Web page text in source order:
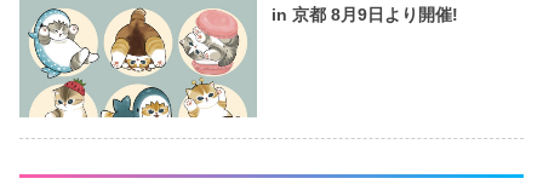
in 京都 8月9日より開催!